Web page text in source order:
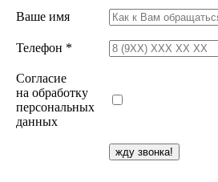
Ваше имя
Телефон *
Согласие
на обработку
персональных
данных